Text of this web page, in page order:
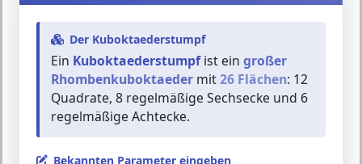
Der Kuboktaederstumpf
Ein Kuboktaederstumpfist ein großer
Rhombenkuboktaeder mit26 Flächen: 12
Quadrate, 8 regelmäßige Sechsecke und 6
regelmäßige Achtecke.
Bekannten Parameter eingeben